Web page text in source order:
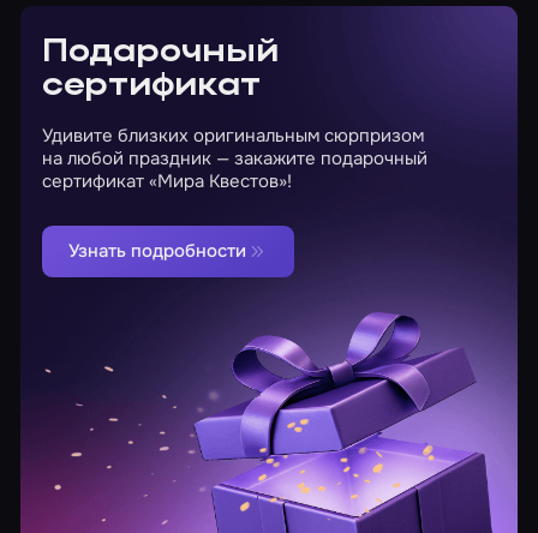
Подарочный
сертификат
Удивите близких оригинальным сюрпризом
на любой праздник — закажите подарочный
сертификат «Мира Квестов»!
Узнать подробности